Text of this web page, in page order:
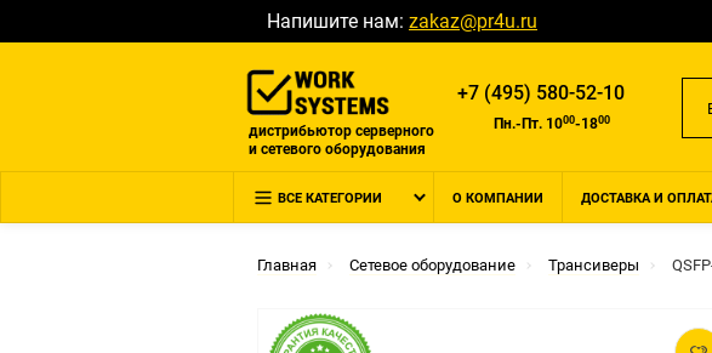
Напишите нам: zakaz@pr4u.ru
дистрибьютор серверного
и сетевого оборудования
+7 (495) 580-52-10
Пн.-Пт. 1000-1800
ВСЕ КАТЕГОРИИ О КОМПАНИИ ДОСТАВКА И
Главная Сетевое оборудование Трансиверы